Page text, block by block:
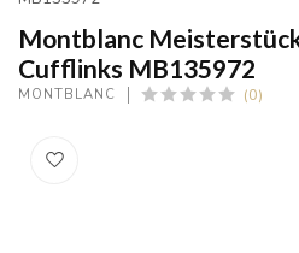
Montblanc
Cufflinks MB135972
MONTBLANC (0)